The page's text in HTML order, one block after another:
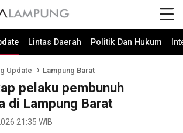
Lintas Daerah Politik Dan Hukum
Update Lampung Barat
pelaku pembunuh
di Lampung Barat
21:35 WIB